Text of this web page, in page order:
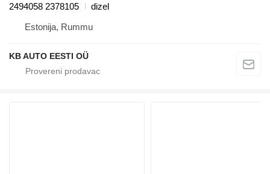
2494058 2378105
dizel
Estonija, Rummu
KB AUTO EESTI OÜ